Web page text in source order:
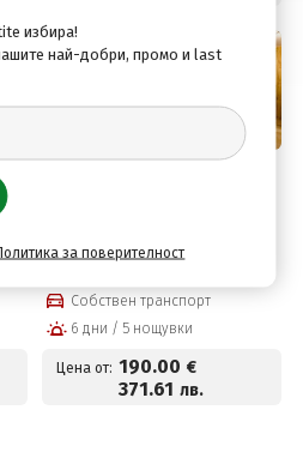
вечери и басейн
Собствен транспорт
6 дни / 5 нощувки
Цена от: 190.00 €
371.61 лв.
избира!
най-добри, промо и last
за поверителност